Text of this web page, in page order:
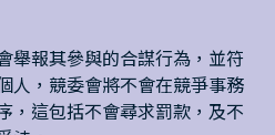
舉報其參與的合謀行為，並符
人，競委會將不會在競爭事務
，這包括不會尋求罰款，及不